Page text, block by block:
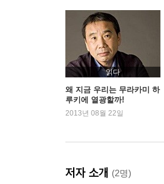
김밥과 야구장
30년 전에 일어난 일
세상은 중고 레코드 가게
코트 속의 강아지
버지니아 울프는 무서웠다
저녁 무렵에 면도하기
도넛
판화
가르치는 데 서툴다
읽다
왜 지금 우리는 무라카미 하
루키에 열광할까!
2013년 08월 22일
저자 소개 (2명)